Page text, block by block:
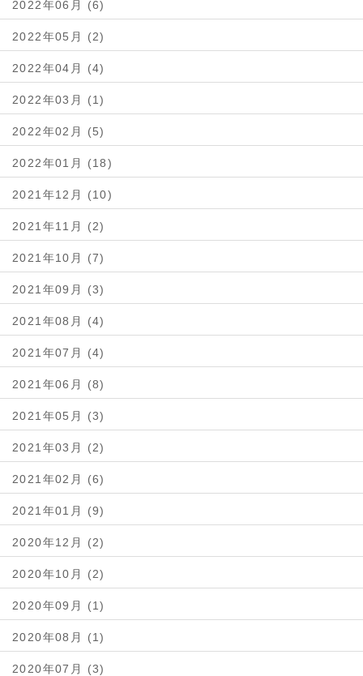
2022年06月 (6)
2022年05月 (2)
2022年04月 (4)
2022年03月 (1)
2022年02月 (5)
2022年01月 (18)
2021年12月 (10)
2021年11月 (2)
2021年10月 (7)
2021年09月 (3)
2021年08月 (4)
2021年07月 (4)
2021年06月 (8)
2021年05月 (3)
2021年03月 (2)
2021年02月 (6)
2021年01月 (9)
2020年12月 (2)
2020年10月 (2)
2020年09月 (1)
2020年08月 (1)
2020年07月 (3)